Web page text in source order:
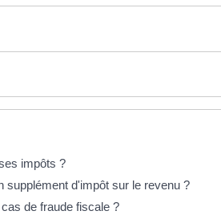
impôts ?
supplément d'impôt sur le revenu ?
de fraude fiscale ?